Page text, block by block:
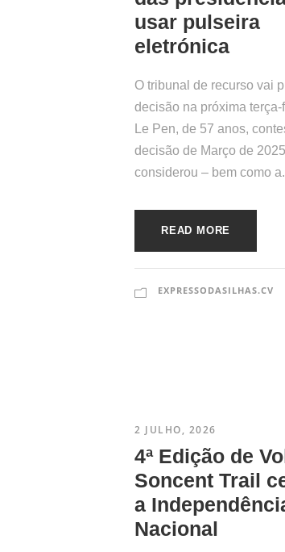
usar pulseira
eletrónica
O tribunal de recurso vai
decisão na próxima terça-
Le Pen, de 57 anos,
decisão de Março de
considerou – bem como
READ MORE
EXPRESSODASILHAS.CV
2 JULHO, 2026
4ª Edição de
Soncent Trail
a
Nacional